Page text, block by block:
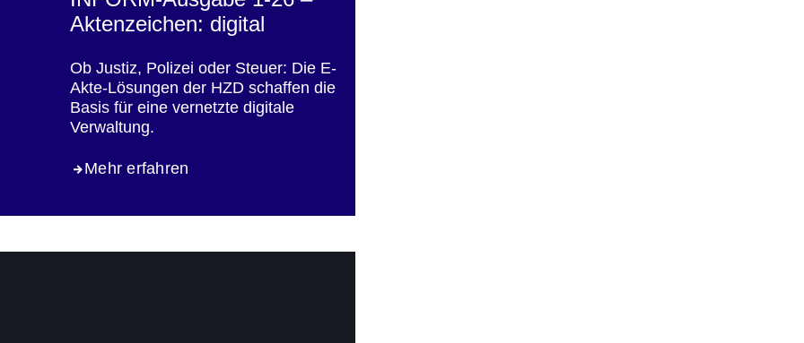
Aktenzeichen: digital
Ob Justiz, Polizei oder Steuer: Die E-
Akte-Lösungen der HZD schaffen die
Basis für eine vernetzte digitale
Verwaltung.
Mehr erfahren